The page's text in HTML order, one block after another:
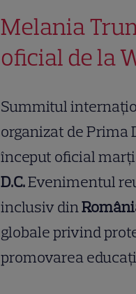
Melania
oficial de la
Summitul
organizat de Prima
început oficial
D.C.Evenimentul
inclusiv din
globale privind
promovarea